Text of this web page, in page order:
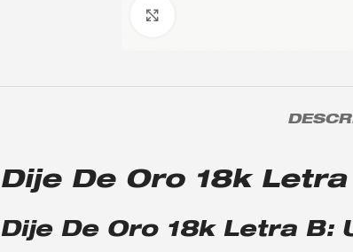
Dije De Oro 18k
Dije De Oro 18k Letra B: